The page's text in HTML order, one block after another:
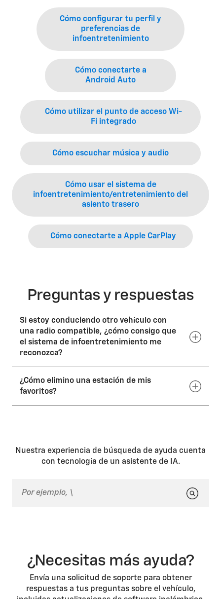
Cómo configurar tu perfil y
preferencias de
infoentretenimiento
Cómo conectarte a
Android Auto
Cómo utilizar el punto de acceso Wi-
Fi integrado
Cómo escuchar música y audio
Cómo usar el sistema de
infoentretenimiento/entretenimiento del
asiento trasero
Cómo conectarte a Apple CarPlay
Preguntas y respuestas
Si estoy conduciendo otro vehículo con
una radio compatible, ¿cómo consigo que
el sistema de infoentretenimiento me
reconozca?
Toca el ícono Usuarios en la pantalla de inicio,
selecciona la opción para agregar un perfil y
¿Cómo elimino una estación de mis
favoritos?
Favorito con otra cosa.
Nuestra experiencia de búsqueda de ayuda cuenta
con tecnología de un asistente de IA.
¿Necesitas más ayuda?
Envía una solicitud de soporte para obtener
respuestas a tus preguntas sobre el vehículo,